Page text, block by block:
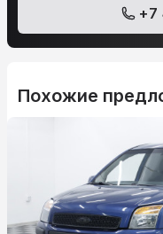
+7
Похожие